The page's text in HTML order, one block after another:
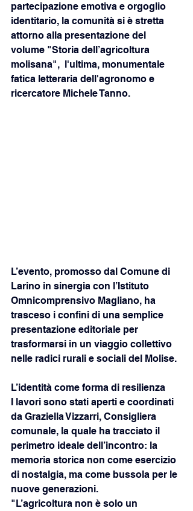
partecipazione emotiva e orgoglio
identitario, la comunità si è stretta
attorno alla presentazione del
volume "Storia dell’agricoltura
molisana",  l'ultima, monumentale
fatica letteraria dell'agronomo e
ricercatore Michele Tanno.
L’evento, promosso dal Comune di
Larino in sinergia con l’Istituto
Omnicomprensivo Magliano, ha
trasceso i confini di una semplice
presentazione editoriale per
trasformarsi in un viaggio collettivo
nelle radici rurali e sociali del Molise.
L’identità come forma di resilienza
I lavori sono stati aperti e coordinati
da Graziella Vizzarri, Consigliera
comunale, la quale ha tracciato il
perimetro ideale dell’incontro: la
memoria storica non come esercizio
di nostalgia, ma come bussola per le
nuove generazioni.
"L’agricoltura non è solo un